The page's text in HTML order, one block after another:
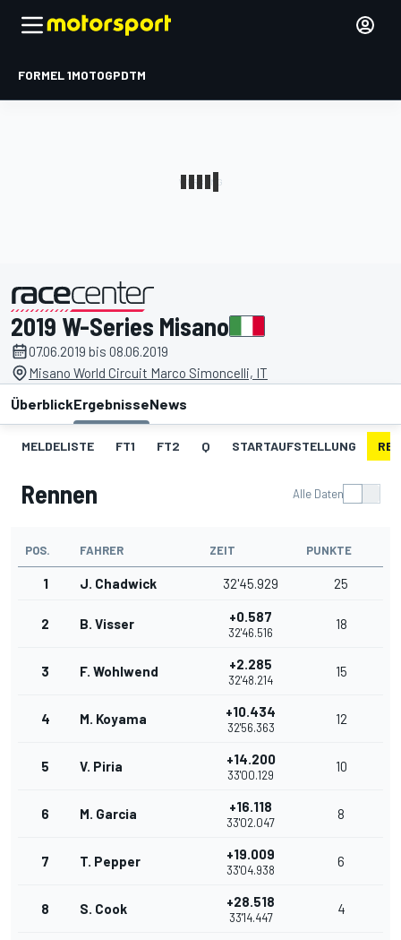
FORMEL 1MOTOGPDTM
präsentiert von
2019 W-Series Misano
07.06.2019 bis 08.06.2019
Misano World Circuit Marco Simoncelli, IT
ÜberblickErgebnisseNews
MELDELISTE FT1 FT2 Q STARTAUFSTELLUNG
Rennen Alle Daten
POS. FAHRER ZEIT PUNKTE
1 J. Chadwick 32'45.929 25
2 B. Visser +0.587
32'46.516
18
3 F. Wohlwend +2.285
32'48.214
15
4 M. Koyama +10.434
32'56.363
12
5 V. Piria +14.200
33'00.129
10
6 M. Garcia +16.118
33'02.047
8
7 T. Pepper +19.009
33'04.938
6
8 S. Cook +28.518
33'14.447
4